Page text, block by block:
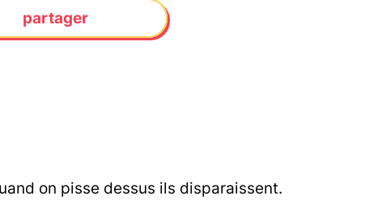
partager
on pisse dessus ils disparaissent.